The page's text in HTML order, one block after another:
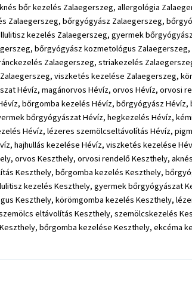
bőr kezelés Zalaegerszeg, allergológia
bőrgyógyász Zalaegerszeg,
kezelés Zalaegerszeg, gyermek
bőrgyógyász kozmetológus
Zalaegerszeg, striakezelés
viszketés kezelése Zalaegerszeg,
Hévíz, magánorvos Hévíz, orvos Hévíz, orvosi
bőrgomba kezelés Hévíz, bőrgyógyász
bőrgyógyászat Hévíz, hegkezelés Hévíz,
Hévíz, lézeres szemölcseltávolítás Hévíz,
hajhullás kezelése Hévíz, viszketés kezelése
orvos Keszthely, orvosi rendelő Keszthely,
Keszthely, bőrgomba kezelés Keszthely,
kezelés Keszthely, gyermek bőrgyógyászat
Keszthely, körömgomba kezelés Keszthely,
eltávolítás Keszthely, szemölcskezelés
bőrgomba kezelése Keszthely, ekcéma